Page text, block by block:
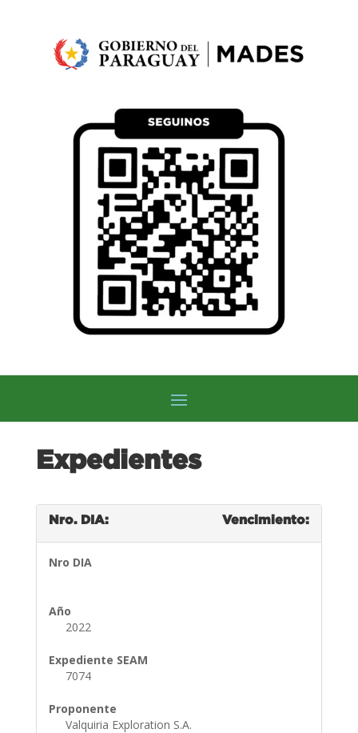
Expedientes
Nro. DIA: Vencimiento:
Nro DIA
Año
2022
Expediente SEAM
7074
Proponente
Valquiria Exploration S.A.